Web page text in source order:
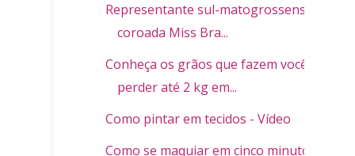
Representante sul-matogrossense é
coroada Miss Bra...
Conheça os grãos que fazem você
perder até 2 kg em...
Como pintar em tecidos - Vídeo
Como se maquiar em cinco minutos -